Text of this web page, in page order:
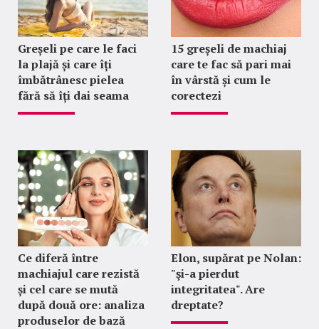
Greșeli pe care le faci
la plajă și care îți
îmbătrânesc pielea
fără să îți dai seama
15 greșeli de machiaj
care te fac să pari mai
în vârstă și cum le
corectezi
Ce diferă între
machiajul care rezistă
și cel care se mută
după două ore: analiza
produselor de bază
Elon, supărat pe Nolan:
"şi-a pierdut
integritatea". Are
dreptate?